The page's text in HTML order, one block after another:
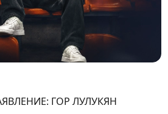
ГОР ЛУЛУКЯН